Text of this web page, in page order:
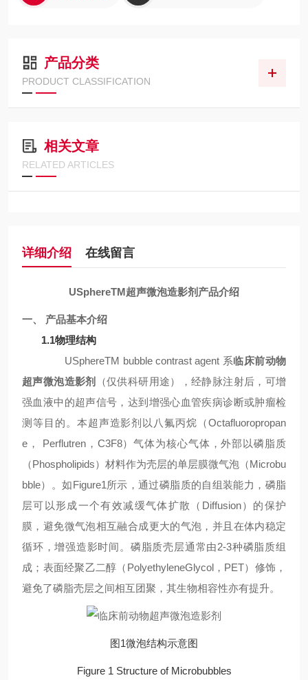
产品分类
PRODUCT CLASSIFICATION
相关文章
RELATED ARTICLES
详细介绍 在线留言
USphereTM超声微泡造影剂产品介绍
一、 产品基本介绍
1.1物理结构
USphereTM bubble contrast agent 系临床前动物
超声微泡造影剂
（仅供科研用途），经静脉注射后，可增
强血液中的超声信号，达到增强心血管疾病诊断或肿瘤检
测等目的。本超声造影剂以八氟丙烷（Octafluoropropan
e， Perflutren，C3F8）气体为核心气体，外部以磷脂质
（Phospholipids）材料作为壳层的单层膜微气泡（Microbu
bble）。如Figure1所示，通过磷脂质的自组装能力，磷脂
层可以形成一个有效减缓气体扩散（Diffusion）的保护
膜，避免微气泡相互融合成更大的气泡，并且在体内稳定
循环，增强造影时间。磷脂质壳层通常由2-3种磷脂质组
成；表面经聚乙二醇（PolyethyleneGlycol，PET）修饰，
避免了磷脂壳层之间相互团聚，其生物相容性亦有提升。
图1微泡结构示意图
Figure 1 Structure of Microbubbles